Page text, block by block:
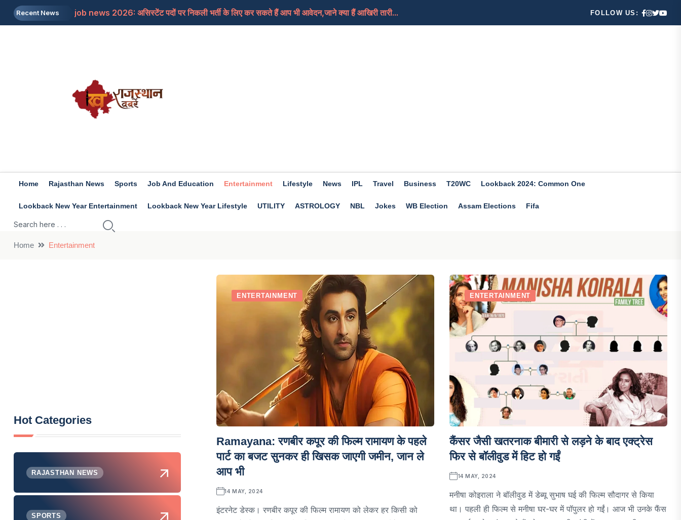
Recent News
job news 2026: असिस्टेंट पदों पर निकली भर्ती के लिए कर सकते हैं आप भी आवेदन,जाने क्या हैं आखिरी तारी...
Rashifal 9 aug 2026: इन राशियों के जातकों के लिए अच्छा होगा दिन, कामकाज में मिलेगी सफलता, जाने क्या...
FOLLOW US:
Home Rajasthan News Sports Job And Education Entertainment Lifestyle News IPL Travel Business T20WC Lookback 2024: Common One
Lookback New Year Entertainment Lookback New Year Lifestyle UTILITY ASTROLOGY NBL Jokes WB Election Assam Elections Fifa
Home Entertainment
ENTERTAINMENT
Ramayana: रणबीर कपूर की फिल्म रामायण के पहले
पार्ट का बजट सुनकर ही खिसक जाएगी जमीन, जान ले
आप भी
14 MAY, 2024
इंटरनेट डेस्क। रणबीर कपूर की फिल्म रामायण को लेकर हर किसी को
ENTERTAINMENT
कैंसर जैसी खतरनाक बीमारी से लड़ने के बाद एक्ट्रेस
फिर से बॉलीवुड में हिट हो गईं
14 MAY, 2024
मनीषा कोइराला ने बॉलीवुड में डेब्यू सुभाष घई की फिल्म सौदागर से किया
था। पहली ही फिल्म से मनीषा घर-घर में पॉपुलर हो गईं। आज भी उनके फैंस
Hot Categories
RAJASTHAN NEWS
SPORTS